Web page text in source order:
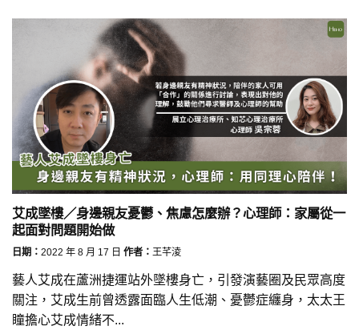
艾成墜樓／身邊親友憂鬱、焦慮怎麼辦？心理師：家屬從一
起面對問題開始做
日期： 2022 年 8 月 17 日 作者： 王芊淩
藝人艾成在蘆洲捷運站外墜樓身亡，引發演藝圈及民眾高度
關注，艾成生前曾透露面臨人生低潮、憂鬱症纏身，太太王
瞳擔心艾成情緒不...